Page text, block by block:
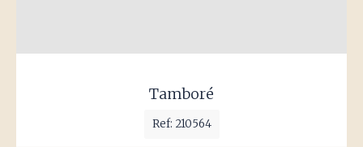
Tamboré
Ref: 210564